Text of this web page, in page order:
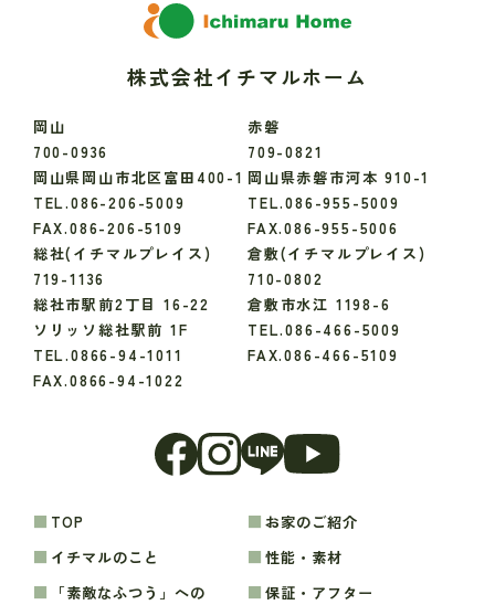
株式会社イチマルホーム
岡山
700-0936
岡山県岡山市北区富田400-1
TEL.086-206-5009
FAX.086-206-5109
赤磐
709-0821
岡山県赤磐市河本 910-1
TEL.086-955-5009
FAX.086-955-5006
総社(イチマルプレイス)
719-1136
総社市駅前2丁目 16-22
ソリッソ総社駅前 1F
TEL.0866-94-1011
FAX.0866-94-1022
倉敷(イチマルプレイス)
710-0802
倉敷市水江 1198-6
TEL.086-466-5009
FAX.086-466-5109
TOP
イチマルのこと
「素敵なふつう」への
お家のご紹介
性能・素材
保証・アフター